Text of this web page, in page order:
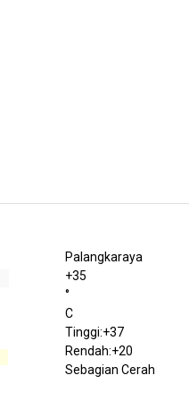
Palangkaraya
+35
°
C
Tinggi:+37
Rendah:+20
Sebagian Cerah